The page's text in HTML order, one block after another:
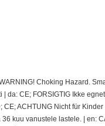
Choking Hazard.
da: CE; FORSIGTIG Ikke
ACHTUNG Nicht für
kuu vanustele lastele. | en: